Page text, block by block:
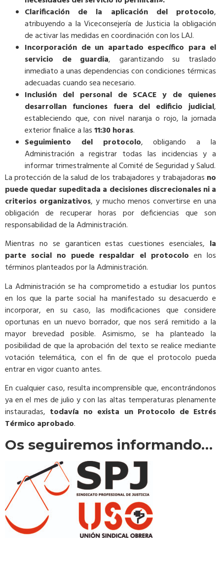
Clarificación de la aplicación del protocolo,
atribuyendo a la Viceconsejería de Justicia la obligación
de activar las medidas en coordinación con los LAJ.
Incorporación de un apartado específico para el
servicio de guardia, garantizando su traslado
inmediato a unas dependencias con condiciones térmicas
adecuadas cuando sea necesario.
Inclusión del personal de SCACE y de quienes
desarrollan funciones fuera del edificio judicial,
estableciendo que, con nivel naranja o rojo, la jornada
exterior finalice a las11:30 horas.
Seguimiento del protocolo, obligando a la
Administración a registrar todas las incidencias y a
informar trimestralmente al Comité de Seguridad y Salud.
La protección de la salud de los trabajadores y trabajadoras no
puede quedar supeditada a decisiones discrecionales ni a
criterios organizativos, y mucho menos convertirse en una
obligación de recuperar horas por deficiencias que son
responsabilidad de la Administración.
Mientras no se garanticen estas cuestiones esenciales, la
parte social no puede respaldar el protocolo en los
términos planteados por la Administración.
La Administración se ha comprometido a estudiar los puntos
en los que la parte social ha manifestado su desacuerdo e
incorporar, en su caso, las modificaciones que considere
oportunas en un nuevo borrador, que nos será remitido a la
mayor brevedad posible. Asimismo, se ha planteado la
posibilidad de que la aprobación del texto se realice mediante
votación telemática, con el fin de que el protocolo pueda
entrar en vigor cuanto antes.
En cualquier caso, resulta incomprensible que, encontrándonos
ya en el mes de julio y con las altas temperaturas plenamente
instauradas, todavía no exista un Protocolo de Estrés
Térmico aprobado.
Os seguiremos informando…